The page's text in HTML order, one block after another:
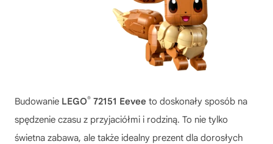
Budowanie LEGO® 72151 Eevee to doskonały sposób na
spędzenie czasu z przyjaciółmi i rodziną. To nie tylko
świetna zabawa, ale także idealny prezent dla dorosłych